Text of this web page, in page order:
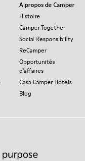
A propos de Camper
Histoire
Camper Together
Social Responsibility
ReCamper
Opportunités
d'affaires
Casa Camper Hotels
Blog